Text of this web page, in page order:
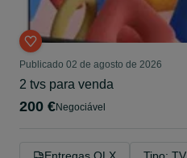
Publicado 02 de agosto de 2026
2 tvs para venda
200 € Negociável